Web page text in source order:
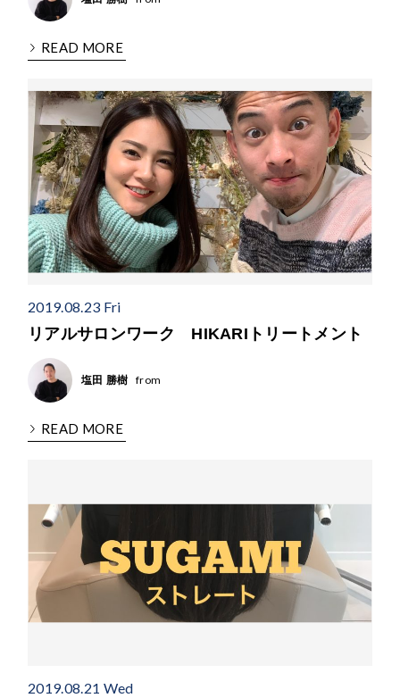
READ MORE
2019.08.23 Fri
リアルサロンワーク HIKARIトリートメント
塩田 勝樹 from
READ MORE
2019.08.21 Wed